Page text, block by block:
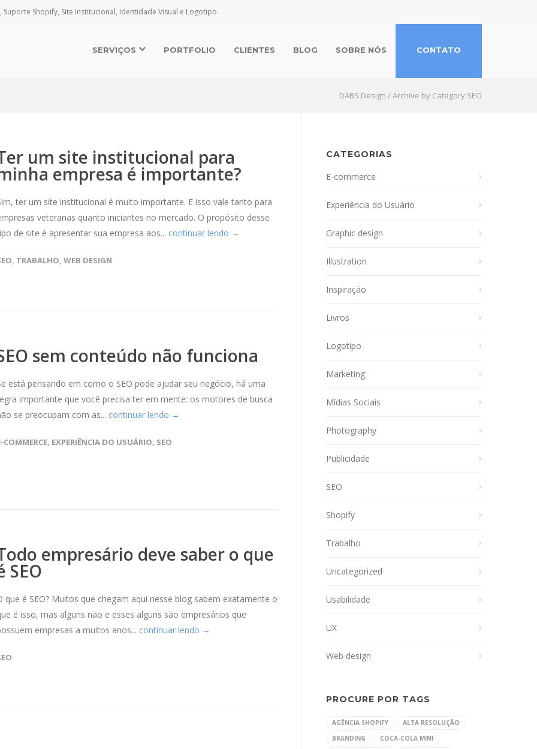
Shopify, Site Institucional, Identidade Visual e Logotipo.
SERVIÇOS PORTFOLIO CLIENTES BLOG SOBRE NÓS CONTATO
DABS Design /Archive by Category SEO
um site institucional para
empresa é importante?
ter um site institucional é muito importante. E isso vale tanto para
veteranas quanto iniciantes no mercado. O propósito desse
de site é apresentar sua empresa aos... continuar lendo →
, TRABALHO, WEB DESIGN
sem conteúdo não funciona
está pensando em como o SEO pode ajudar seu negócio, há uma
importante que você precisa ter em mente: os motores de busca
se preocupam com as... continuar lendo →
COMMERCE, EXPERIÊNCIA DO USUÁRIO, SEO
empresário deve saber o que
SEO
que é SEO? Muitos que chegam aqui nesse blog sabem exatamente o
é isso, mas alguns não e esses alguns são empresários que
empresas a muitos anos... continuar lendo →
CATEGORIAS
E-commerce
Experiência do Usuário
Graphic design
Illustration
Inspiração
Livros
Logotipo
Marketing
Mídias Sociais
Photography
Publicidade
SEO
Shopify
Trabalho
Uncategorized
Usabilidade
UX
Web design
PROCURE POR TAGS
AGÊNCIA SHOPIFY
ALTA RESOLUÇÃO
BRANDING
COCA-COLA MINI